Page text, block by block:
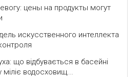
цены на продукты могут
искусственного интеллекта
що відбувається в басейні
міліє водосховищ...